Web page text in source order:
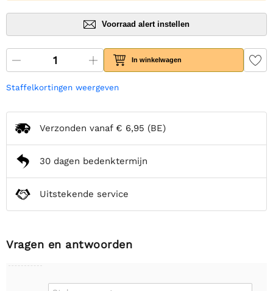
Voorraad alert instellen
In winkelwagen
Staffelkortingen weergeven
Verzonden vanaf € 6,95 (BE)
30 dagen bedenktermijn
Uitstekende service
Vragen en antwoorden